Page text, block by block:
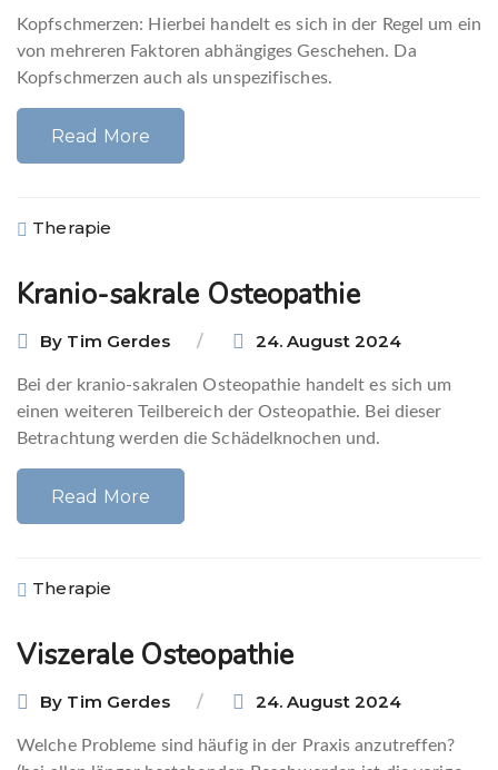
Kopfschmerzen: Hierbei handelt es sich in der Regel um ein
von mehreren Faktoren abhängiges Geschehen. Da
Kopfschmerzen auch als unspezifisches.
Read More
Therapie
Kranio-sakrale Osteopathie
By Tim Gerdes 24. August 2024
Bei der kranio-sakralen Osteopathie handelt es sich um
einen weiteren Teilbereich der Osteopathie. Bei dieser
Betrachtung werden die Schädelknochen und.
Read More
Therapie
Viszerale Osteopathie
By Tim Gerdes 24. August 2024
Welche Probleme sind häufig in der Praxis anzutreffen?